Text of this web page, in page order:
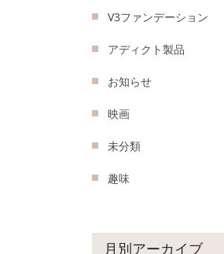
V3ファンデーション
アディクト製品
お知らせ
映画
未分類
趣味
月別アーカイブ